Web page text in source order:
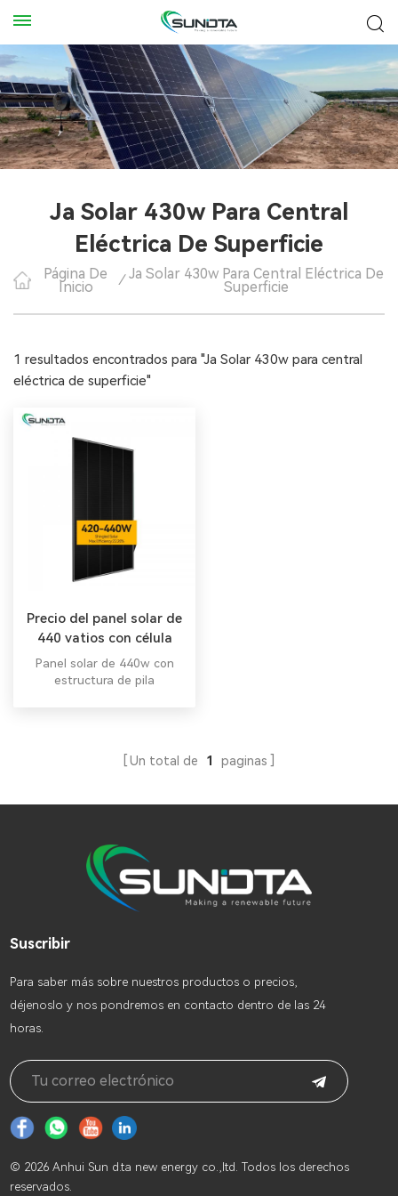
Ja Solar 430w Para Central
Eléctrica De Superficie
Página De
Inicio / Ja Solar 430w Para Central Eléctrica De
Superficie
1 resultados encontrados para "Ja Solar 430w para central
eléctrica de superficie"
Precio del panel solar de
440 vatios con célula
solar momo-cristalina
Panel solar de 440w con
estructura de pila
Un total de 1 paginas
Suscribir
Para saber más sobre nuestros productos o precios,
déjenoslo y nos pondremos en contacto dentro de las 24
horas.
© 2026 Anhui Sun d.ta new energy co.,ltd. Todos los derechos
reservados.